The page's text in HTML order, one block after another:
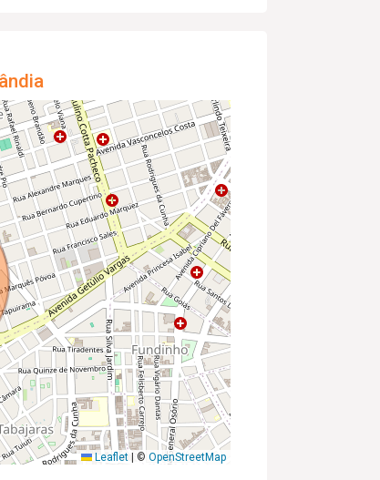
Leaflet © OpenStreetMap